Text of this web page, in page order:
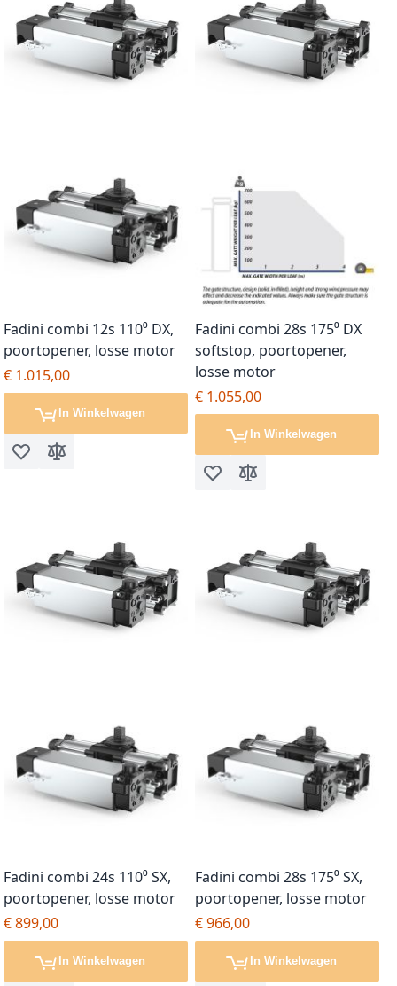
Fadini combi 12s 110⁰ DX,
poortopener, losse motor
€ 1.015,00
In Winkelwagen
Voeg toe aan verlanglijst
Toevoegen om te vergelijken
Fadini combi 28s 175⁰ DX
softstop, poortopener,
losse motor
€ 1.055,00
In Winkelwagen
Voeg toe aan verlanglijst
Toevoegen om te
Fadini combi 24s 110⁰ SX,
poortopener, losse motor
€ 899,00
In Winkelwagen
Fadini combi 28s 175⁰ SX,
poortopener, losse motor
€ 966,00
In Winkelwagen